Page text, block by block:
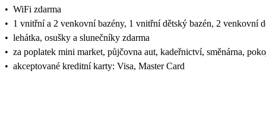
• WiFi zdarma
• 1 vnitřní a 2 venkovní bazény, 1 vnitřní dětský bazén, 2 venkovní
• lehátka, osušky a slunečníky zdarma
• za poplatek mini market, půjčovna aut, kadeřnictví, směnárna,
• akceptované kreditní karty: Visa, Master Card